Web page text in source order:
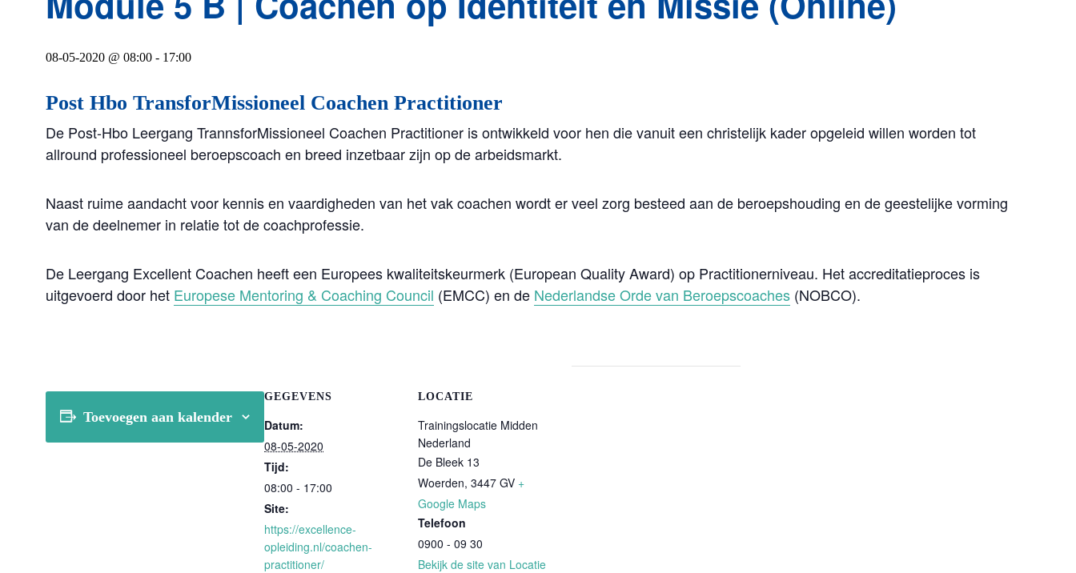
08-05-2020 @ 08:00 - 17:00
Post Hbo TransforMissioneel Coachen Practitioner
De Post-Hbo Leergang TrannsforMissioneel Coachen Practitioner is ontwikkeld voor hen die vanuit een christelijk kader opgeleid willen worden tot
allround professioneel beroepscoach en breed inzetbaar zijn op de arbeidsmarkt.
Naast ruime aandacht voor kennis en vaardigheden van het vak coachen wordt er veel zorg besteed aan de beroepshouding en de geestelijke vorming
van de deelnemer in relatie tot de coachprofessie.
De Leergang Excellent Coachen heeft een Europees kwaliteitskeurmerk (European Quality Award) op Practitionerniveau. Het accreditatieproces is
uitgevoerd door het Europese Mentoring & Coaching Council (EMCC) en de Nederlandse Orde van Beroepscoaches (NOBCO).
Toevoegen aan kalender
GEGEVENS
Datum:
08-05-2020
Tijd:
08:00 - 17:00
Site:
https://excellence-
opleiding.nl/coachen-
practitioner/
LOCATIE
Trainingslocatie Midden
Nederland
De Bleek 13
Woerden, 3447 GV +
Google Maps
Telefoon
0900 - 09 30
Bekijk de site van Locatie